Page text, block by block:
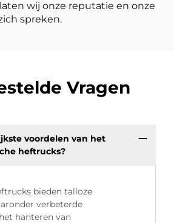
wij onze reputatie en onze
spreken.
Vragen
voordelen van het
heftrucks?
bieden talloze
verbeterde
hanteren van